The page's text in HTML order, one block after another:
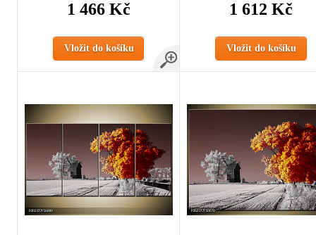
1 466 Kč
Vložit do košíku
1 612 Kč
Vložit do košíku